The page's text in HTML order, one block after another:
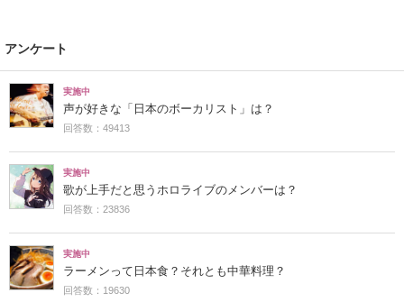
アンケート
実施中
声が好きな「日本のボーカリスト」は？
回答数：49413
実施中
歌が上手だと思うホロライブのメンバーは？
回答数：23836
実施中
ラーメンって日本食？それとも中華料理？
回答数：19630